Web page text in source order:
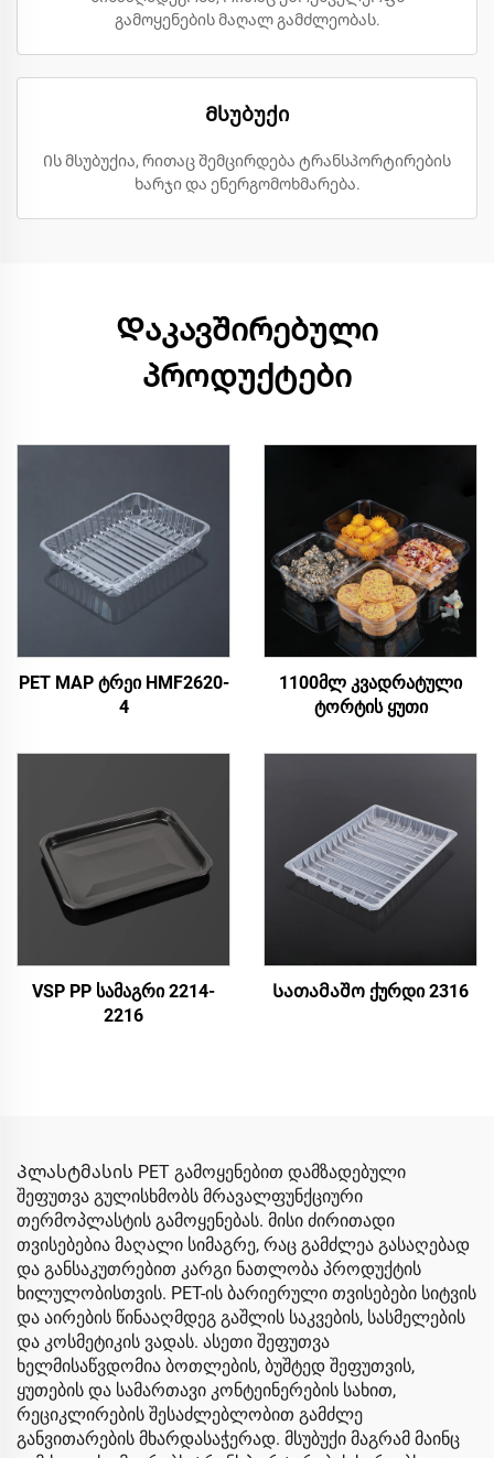
გამოყენების მაღალ გამძლეობას.
Მსუბუქი
Ის მსუბუქია, რითაც შემცირდება ტრანსპორტირების
ხარჯი და ენერგომოხმარება.
Დაკავშირებული
პროდუქტები
PET MAP ტრეი HMF2620-
4
1100მლ კვადრატული
ტორტის ყუთი
VSP PP სამაგრი 2214-
2216
Სათამაშო ქურდი 2316
Პლასტმასის PET გამოყენებით დამზადებული
შეფუთვა გულისხმობს მრავალფუნქციური
თერმოპლასტის გამოყენებას. მისი ძირითადი
თვისებებია მაღალი სიმაგრე, რაც გამძლეა გასაღებად
და განსაკუთრებით კარგი ნათლობა პროდუქტის
ხილულობისთვის. PET-ის ბარიერული თვისებები სიტვის
და აირების წინააღმდეგ გაშლის საკვების, სასმელების
და კოსმეტიკის ვადას. ასეთი შეფუთვა
ხელმისაწვდომია ბოთლების, ბუშტედ შეფუთვის,
ყუთების და სამართავი კონტეინერების სახით,
რეციკლირების შესაძლებლობით გამძლე
განვითარების მხარდასაჭერად. მსუბუქი მაგრამ მაინც